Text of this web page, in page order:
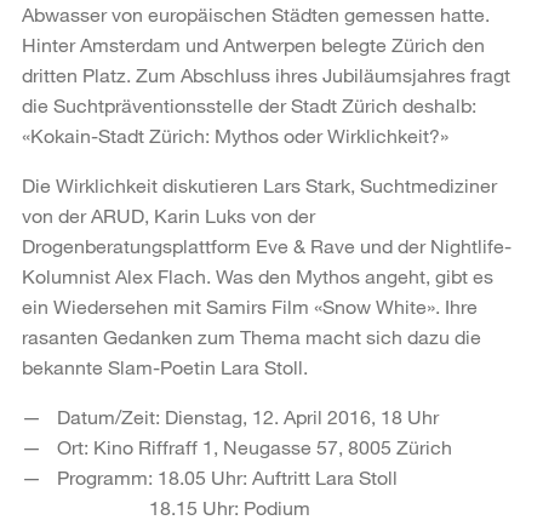
Abwasser von europäischen Städten gemessen hatte.
Hinter Amsterdam und Antwerpen belegte Zürich den
dritten Platz. Zum Abschluss ihres Jubiläumsjahres fragt
die Suchtpräventionsstelle der Stadt Zürich deshalb:
«Kokain-Stadt Zürich: Mythos oder Wirklichkeit?»
Die Wirklichkeit diskutieren Lars Stark, Suchtmediziner
von der ARUD, Karin Luks von der
Drogenberatungsplattform Eve & Rave und der Nightlife-
Kolumnist Alex Flach. Was den Mythos angeht, gibt es
ein Wiedersehen mit Samirs Film «Snow White». Ihre
rasanten Gedanken zum Thema macht sich dazu die
bekannte Slam-Poetin Lara Stoll.
Datum/Zeit: Dienstag, 12. April 2016, 18 Uhr
Ort: Kino Riffraff 1, Neugasse 57, 8005 Zürich
Programm: 18.05 Uhr: Auftritt Lara Stoll
18.15 Uhr: Podium